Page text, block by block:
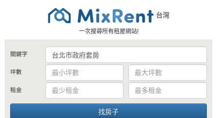
台灣
一次搜尋所有租屋網站!
關鍵字
坪數
租金